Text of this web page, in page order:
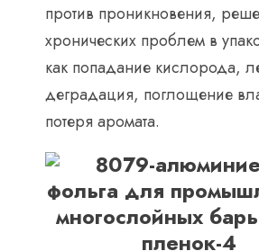
против проникновения,
хронических проблем в
как попадание кислорода,
деградация, поглощение
потеря аромата.